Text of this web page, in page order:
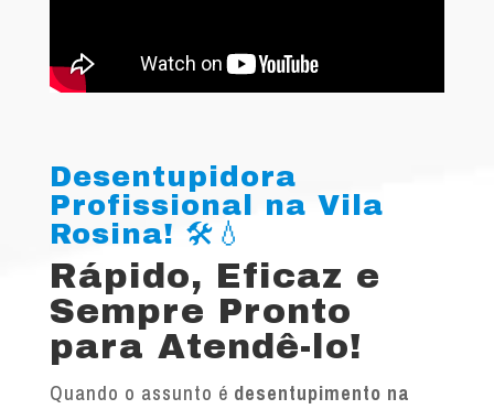
Desentupidora
Profissional na Vila
Rosina! 🛠️💧
Rápido, Eficaz e
Sempre Pronto
para Atendê-lo!
Quando o assunto é desentupimento na